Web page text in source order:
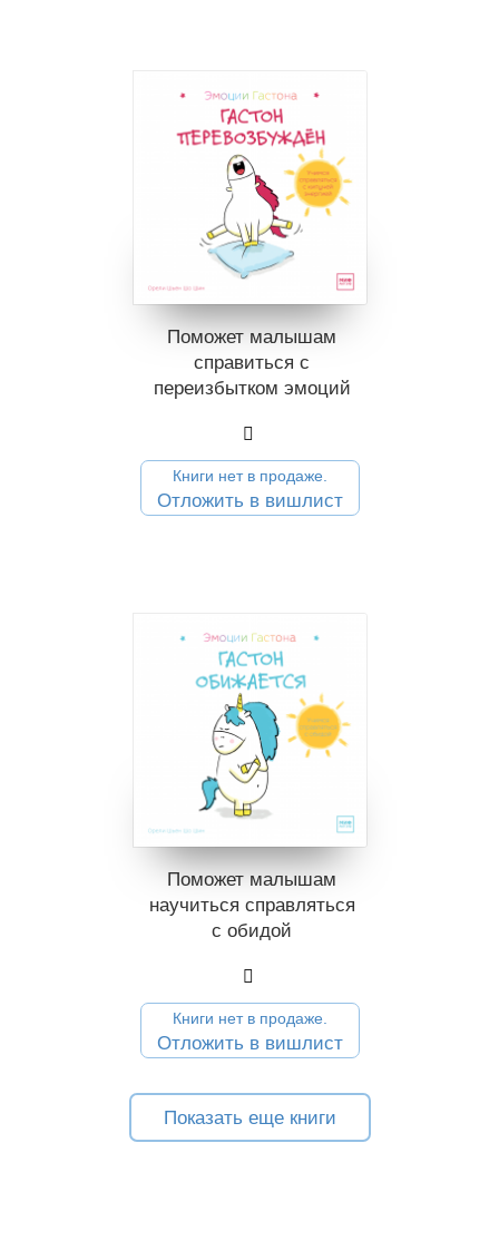
Поможет малышам
справиться с
переизбытком эмоций
Книги нет в продаже.
Отложить в вишлист
Поможет малышам
научиться справляться
с обидой
Книги нет в продаже.
Отложить в вишлист
Показать еще книги